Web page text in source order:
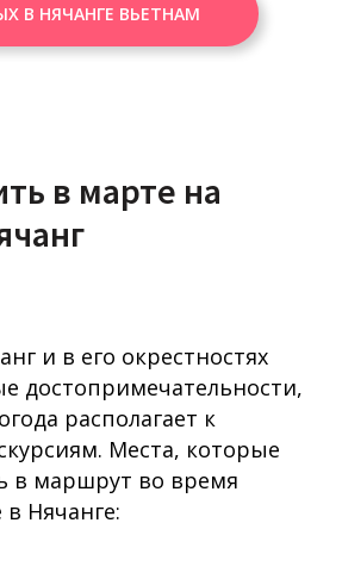
В НЯЧАНГЕ ВЬЕТНАМ
в марте на
и в его окрестностях
достопримечательности,
располагает к
Места, которые
в маршрут во время
Нячанге: